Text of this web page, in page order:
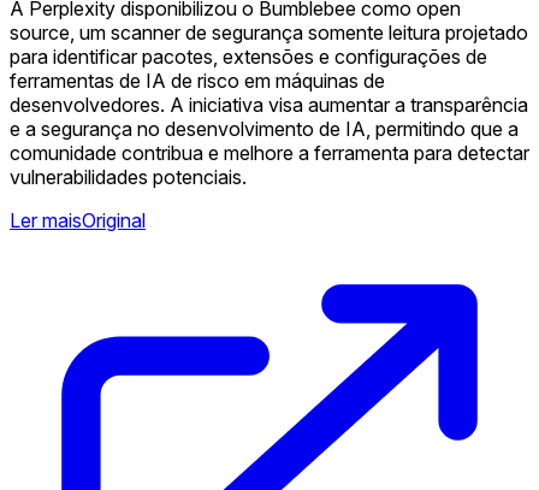
A Perplexity disponibilizou o Bumblebee como open
source, um scanner de segurança somente leitura projetado
para identificar pacotes, extensões e configurações de
ferramentas de IA de risco em máquinas de
desenvolvedores. A iniciativa visa aumentar a transparência
e a segurança no desenvolvimento de IA, permitindo que a
comunidade contribua e melhore a ferramenta para detectar
vulnerabilidades potenciais.
Ler maisOriginal